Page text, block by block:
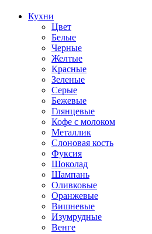
Кухни
Цвет
Белые
Черные
Желтые
Красные
Зеленые
Серые
Бежевые
Глянцевые
Кофе с молоком
Металлик
Слоновая кость
Фуксия
Шоколад
Шампань
Оливковые
Оранжевые
Вишневые
Изумрудные
Венге